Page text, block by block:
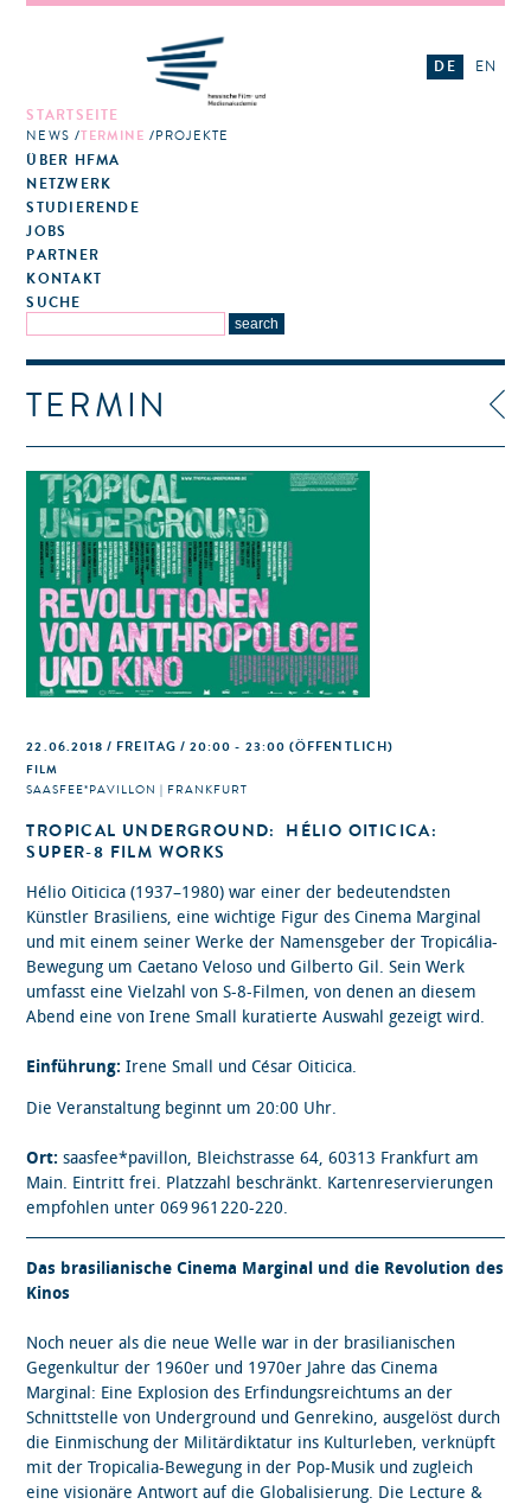
STARTSEITE
NEWS TERMINE PROJEKTE
ÜBER HFMA
NETZWERK
STUDIERENDE
JOBS
PARTNER
KONTAKT
SUCHE
DE EN
TERMIN
22.06.2018 / FREITAG / 20:00 - 23:00 (ÖFFENTLICH)
FILM
SAASFEE*PAVILLON | FRANKFURT
TROPICAL UNDERGROUND: HÉLIO OITICICA:
SUPER-8 FILM WORKS
Hélio Oiticica (1937–1980) war einer der bedeutendsten
Künstler Brasiliens, eine wichtige Figur des Cinema Marginal
und mit einem seiner Werke der Namensgeber der Tropicália-
Bewegung um Caetano Veloso und Gilberto Gil. Sein Werk
umfasst eine Vielzahl von S-8-Filmen, von denen an diesem
Abend eine von Irene Small kuratierte Auswahl gezeigt wird.
Einführung:Irene Small und César Oiticica.
Die Veranstaltung beginnt um 20:00 Uhr.
Ort: saasfee*pavillon, Bleichstrasse 64, 60313 Frankfurt am
Main. Eintritt frei. Platzzahl beschränkt. Kartenreservierungen
empfohlen unter 069 961 220-220.
Das brasilianische Cinema Marginal und die Revolution des
Kinos
Noch neuer als die neue Welle war in der brasilianischen
Gegenkultur der 1960er und 1970er Jahre das Cinema
Marginal: Eine Explosion des Erfindungsreichtums an der
Schnittstelle von Underground und Genrekino, ausgelöst durch
die Einmischung der Militärdiktatur ins Kulturleben, verknüpft
mit der Tropicalia-Bewegung in der Pop-Musik und zugleich
eine visionäre Antwort auf die Globalisierung. Die Lecture &